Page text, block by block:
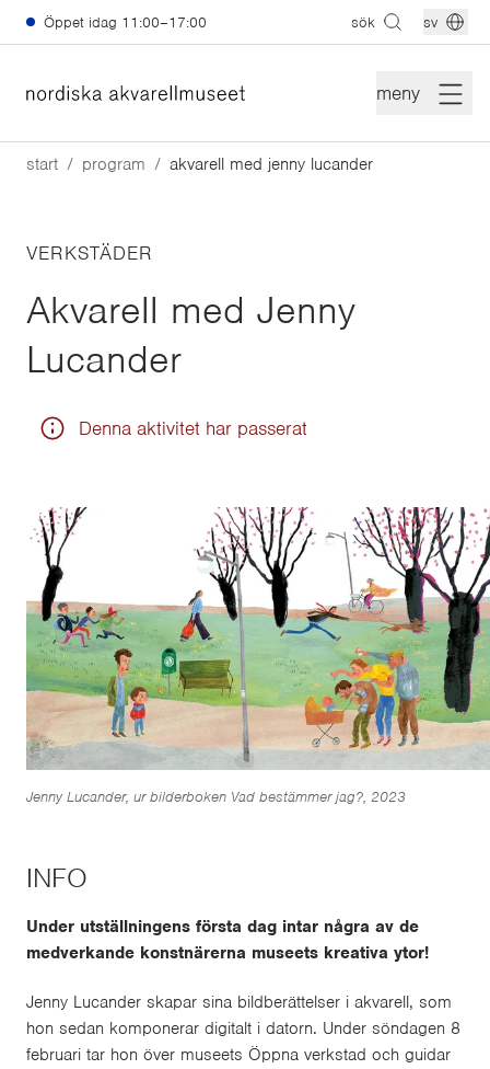
Hoppa till huvudinnehåll
Öppet idag 11:00–17:00 sök sv
meny
start program akvarell med jenny lucander
VERKSTÄDER
Akvarell med Jenny
Lucander
Denna aktivitet har passerat
Jenny Lucander, ur bilderboken Vad bestämmer jag?, 2023
INFO
Under utställningens första dag intar några av de
medverkande konstnärerna museets kreativa ytor!
Jenny Lucander skapar sina bildberättelser i akvarell, som
hon sedan komponerar digitalt i datorn. Under söndagen 8
februari tar hon över museets Öppna verkstad och guidar